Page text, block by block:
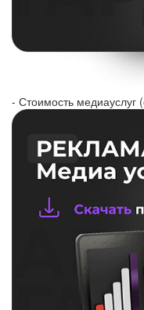
- Стоимость медиауслуг